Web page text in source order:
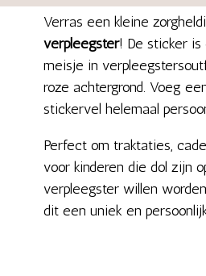
Verras een kleine
verpleegster! De sticker
meisje in
roze achtergrond. Voeg
stickervel helemaal
Perfect om traktaties,
voor kinderen die dol zijn
verpleegster willen
dit een uniek en